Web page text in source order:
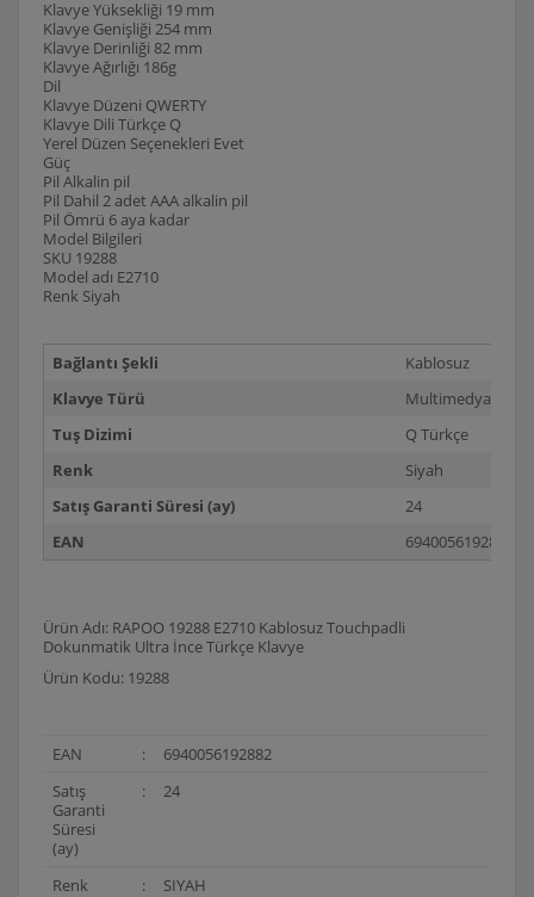
Klavye Yüksekliği 19 mm
Klavye Genişliği 254 mm
Klavye Derinliği 82 mm
Klavye Ağırlığı 186g
Dil
Klavye Düzeni QWERTY
Klavye Dili Türkçe Q
Yerel Düzen Seçenekleri Evet
Güç
Pil Alkalin pil
Pil Dahil 2 adet AAA alkalin pil
Pil Ömrü 6 aya kadar
Model Bilgileri
SKU 19288
Model adı E2710
Renk Siyah
Bağlantı Şekli
Kablosuz
Klavye Türü
Multimedya,Slim
Tuş Dizimi
Q Türkçe
Renk
Siyah
Satış Garanti Süresi (ay)
24
EAN
6940056192882
Ürün Adı: RAPOO 19288 E2710 Kablosuz Touchpadli
Dokunmatik Ultra İnce Türkçe Klavye
Ürün Kodu: 19288
EAN :
6940056192882
Satış
Garanti
Süresi
(ay)
: 24
Renk :
SIYAH